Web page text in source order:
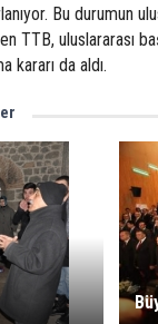
Bu durumun
TTB, uluslararası
kararı da aldı.